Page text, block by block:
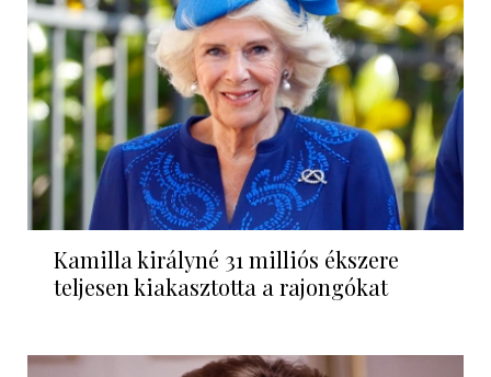
Kamilla királyné 31 milliós ékszere
teljesen kiakasztotta a rajongókat